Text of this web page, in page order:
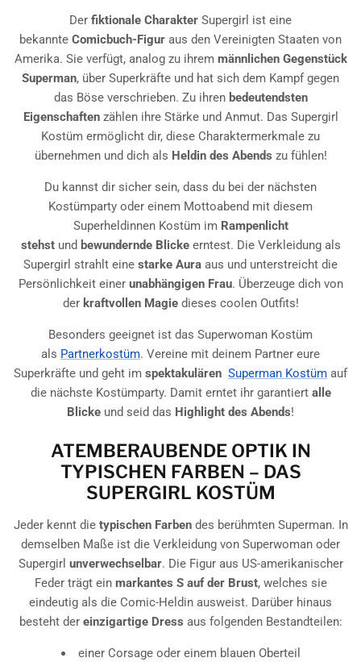
Der fiktionale Charakter Supergirl ist eine
bekannte Comicbuch-Figur aus den Vereinigten Staaten von
Amerika. Sie verfügt, analog zu ihrem männlichen Gegenstück
Superman, über Superkräfte und hat sich dem Kampf gegen
das Böse verschrieben. Zu ihren bedeutendsten
Eigenschaftenzählen ihre Stärke und Anmut. Das Supergirl
Kostüm ermöglicht dir, diese Charaktermerkmale zu
übernehmen und dich als Heldin des Abends zu fühlen!
Du kannst dir sicher sein, dass du bei der nächsten
Kostümparty oder einem Mottoabend mit diesem
Superheldinnen Kostüm im Rampenlicht
stehstund bewundernde Blickeerntest. Die Verkleidung als
Supergirl strahlt eine starke Aura aus und unterstreicht die
Persönlichkeit einer unabhängigen Frau. Überzeuge dich von
der kraftvollen Magiedieses coolen Outfits!
Besonders geeignet ist das Superwoman Kostüm
als Partnerkostüm. Vereine mit deinem Partner eure
Superkräfte und geht im spektakulären Superman Kostüm auf
die nächste Kostümparty. Damit erntet ihr garantiert alle
Blicke und seid das Highlight des Abends!
ATEMBERAUBENDE OPTIK IN
TYPISCHEN FARBEN – DAS
SUPERGIRL KOSTÜM
Jeder kennt die typischen Farbendes berühmten Superman. In
demselben Maße ist die Verkleidung von Superwoman oder
Supergirl unverwechselbar. Die Figur aus US-amerikanischer
Feder trägt ein markantes S auf der Brust, welches sie
eindeutig als die Comic-Heldin ausweist. Darüber hinaus
besteht der einzigartige Dress aus folgenden Bestandteilen:
einer Corsage oder einem blauen Oberteil